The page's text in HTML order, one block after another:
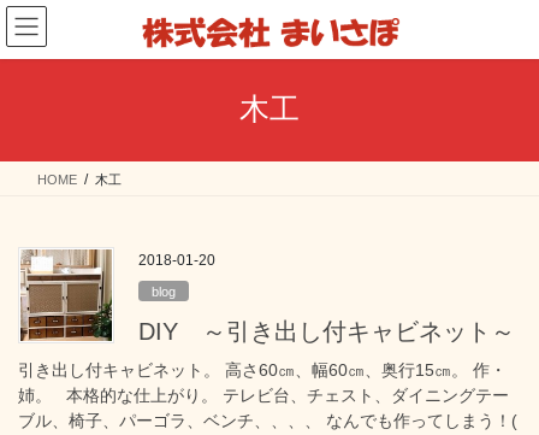
コ
ン
テ
ス
ナ
ビ
ゲ
ン
木工
HOME 木工
2018-01-20
blog
DIY ～引き出し付キャビネット～
引き出し付キャビネット。 高さ60㎝、幅60㎝、奥行15㎝。 作・
姉。 本格的な仕上がり。 テレビ台、チェスト、ダイニングテー
ブル、椅子、パーゴラ、ベンチ、、、、 なんでも作ってしまう！(